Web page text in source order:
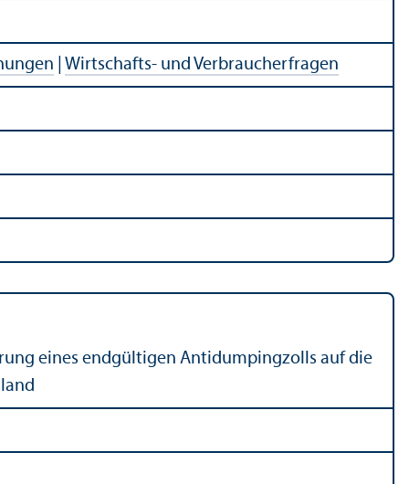
Wirtschafts- und Verbraucherfragen
eines endgültigen Antidumpingzolls auf die